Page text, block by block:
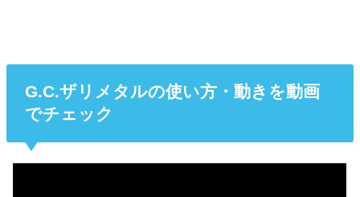
G.C.ザリメタルの使い方・動きを動画
でチェック